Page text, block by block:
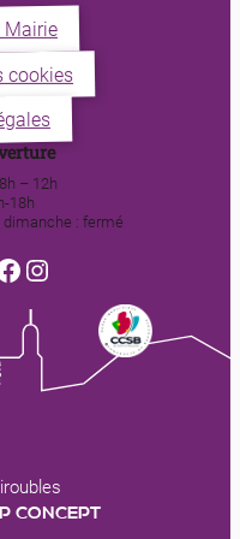
Mairie
cookies
– 12h
18h
: fermé
Instagram
CONCEPT